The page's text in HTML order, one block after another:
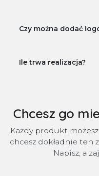
Czy można dodać
Ile trwa realizacja?
Chcesz go
Każdy produkt
chcesz dokładnie ten
Napisz, a